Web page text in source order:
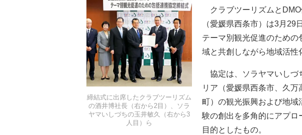
締結式に出席したクラブツーリズム
の酒井博社長（右から2目）、ソラ
ヤマいしづちの玉井敏久（右から3
人目）ら
クラブツーリズムと
（愛媛県西条市）は3月29
テーマ別観光促進のため
域と共創しながら地域活性
協定は、ソラヤマいしづ
リア（愛媛県西条市、久
町）の観光振興および地
験の創出を多角的にアプロ
目的としたもの。